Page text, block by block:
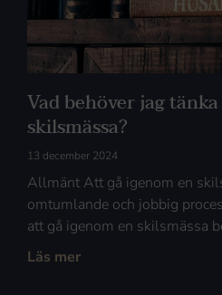
Vad behöver jag
skilsmässa?
13 december 2024
Allmänt Att gå igenom en
omtumlande och jobbig
att gå igenom en skilsmässa
Läs mer